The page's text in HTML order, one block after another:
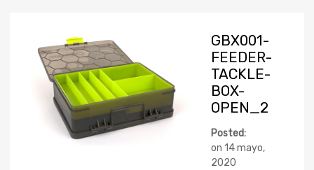
GBX001-
FEEDER-
TACKLE-
BOX-
OPEN_2
Posted:
on 14 mayo,
2020